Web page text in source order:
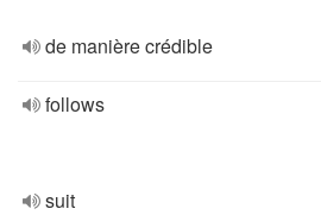
de manière crédible
follows
suit